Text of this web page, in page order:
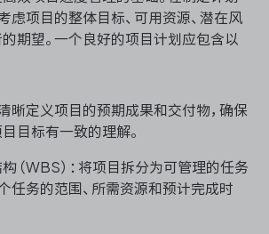
虑项目的整体目标、可用资源、潜在风
期望。一个良好的项目计划应包含以
晰定义项目的预期成果和交付物，确保
目标有一致的理解。
（WBS）：将项目拆分为可管理的任务
任务的范围、所需资源和预计完成时